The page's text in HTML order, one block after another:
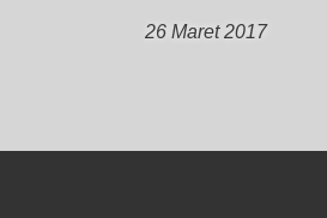
26 Maret 2017